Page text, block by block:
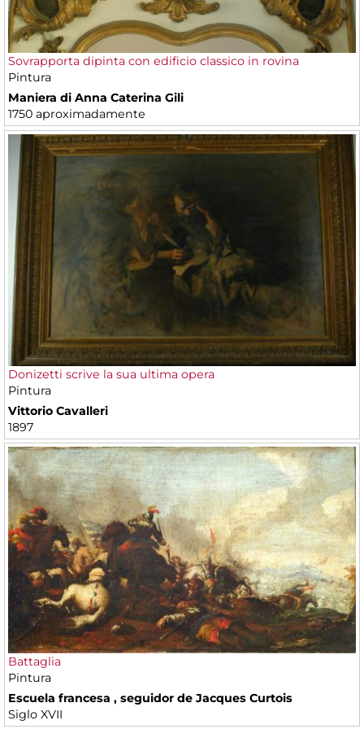
Sovrapporta dipinta con edificio classico in rovina
Pintura
Maniera di Anna Caterina Gili
1750 aproximadamente
Donizetti scrive la sua ultima opera
Pintura
Vittorio Cavalleri
1897
Battaglia
Pintura
Escuela francesa , seguidor de Jacques Curtois
Siglo XVII